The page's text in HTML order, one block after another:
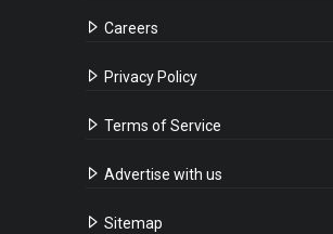
Careers
Privacy Policy
Terms of Service
Advertise with us
Sitemap